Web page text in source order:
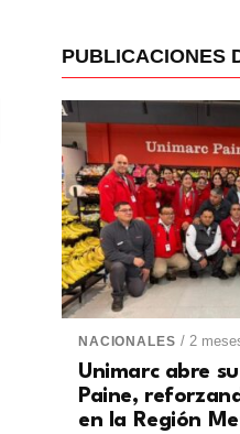
PUBLICACIONES
NACIONALES / 2
Unimarc abre
Paine,
en la Región